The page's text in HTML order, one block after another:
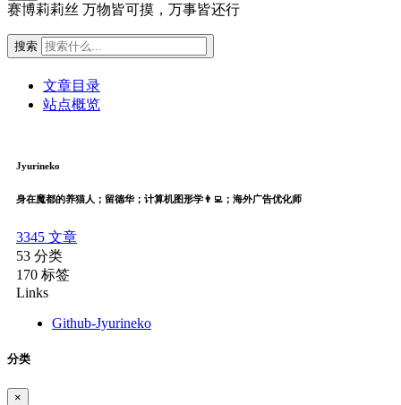
赛博莉莉丝 万物皆可摸，万事皆还行
搜索
文章目录
站点概览
Jyurineko
身在魔都的养猫人；留德华；计算机图形学👨‍💻；海外广告优化师
3345 文章
53 分类
170 标签
Links
Github-Jyurineko
分类
×